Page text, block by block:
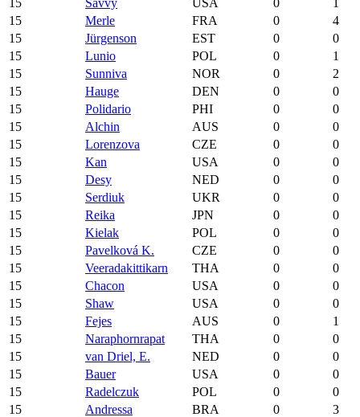
15
Merle FRA 0
4
15
Jürgenson EST 0
0
15
Lunio POL 0
1
15
Sunniva NOR 0
2
15
Hauge DEN 0
0
15
Polidario PHI 0
0
15
Alchin AUS 0
0
15
Lorenzova CZE 0
0
15
Kan USA 0
0
15
Desy NED 0
0
15
Serdiuk UKR 0
0
15
Reika JPN 0
0
15
Kielak POL 0
0
15
Pavelková K. CZE 0
0
15
Veeradakittikarn THA 0
0
15
Chacon USA 0
0
15
Shaw USA 0
0
15
Fejes AUS 0
1
15
Naraphornrapat THA 0
0
15
van Driel, E. NED 0
0
15
Bauer USA 0
0
15
Radelczuk POL 0
0
15
Andressa BRA 0
3